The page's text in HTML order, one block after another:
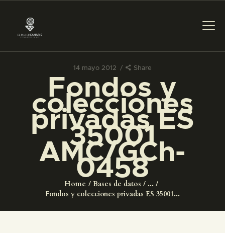
14 mayo 2012 Share
Fondos y
colecciones
privadas ES
35001
AMC/GCh-
0458
Home Bases de datos
...
Fondos y colecciones privadas ES 35001...
PREPARAR LA VISITA
ACTIVIDADES
█
EL MUSEO